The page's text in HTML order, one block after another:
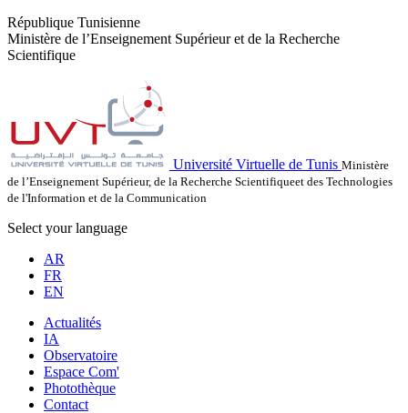
République Tunisienne
Ministère de l’Enseignement Supérieur et de la Recherche
Scientifique
Université Virtuelle de Tunis Ministère
de l’Enseignement Supérieur, de la Recherche Scientifiqueet des Technologies
de l'Information et de la Communication
Select your language
AR
FR
EN
Actualités
IA
Observatoire
Espace Com'
Photothèque
Contact